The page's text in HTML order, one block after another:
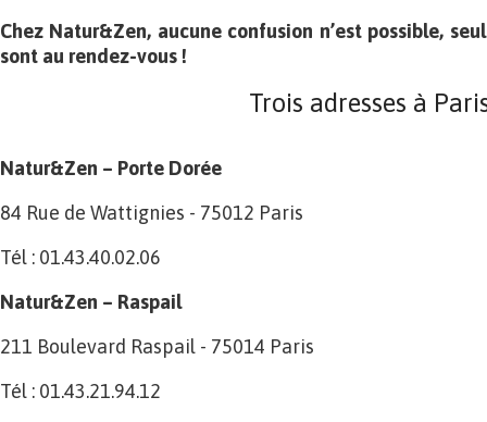
Chez Natur&Zen, aucune confusion n’est possible,
sont au rendez-vous !
Trois adresses à
Natur&Zen – Porte Dorée
84 Rue de Wattignies - 75012 Paris
Tél : 01.43.40.02.06
Natur&Zen – Raspail
211 Boulevard Raspail - 75014 Paris
Tél : 01.43.21.94.12